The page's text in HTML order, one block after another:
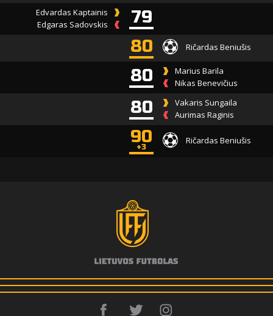
Edvardas Kaptainis
Edgaras Sadovskis
79
80
Ričardas Beniušis
80
Marius Barila
Nikas Benevičius
80
Vakaris Sungaila
Aurimas Raginis
90
+3
Ričardas Beniušis